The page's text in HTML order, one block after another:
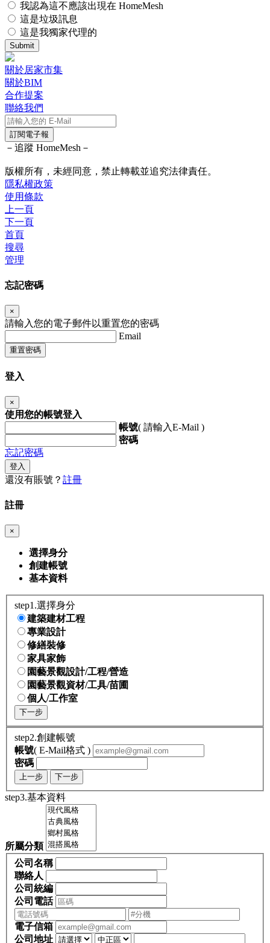
我認為這不應該出現在 HomeMesh
這是垃圾訊息
這是我獨家代理的
Submit
關於居家市集
關於BIM
合作提案
聯絡我們
訂閱電子報
－追蹤 HomeMesh－
版權所有，未經同意，禁止轉載並追究法律責任。
隱私權政策
使用條款
上一頁
下一頁
首頁
搜尋
管理
忘記密碼
×
請輸入您的電子郵件以重置您的密碼
Email
重置密碼
登入
×
使用您的帳號登入
帳號( 請輸入E-Mail )
密碼
忘記密碼
登入
還沒有賬號？ 註冊
註冊
×
選擇身分
創建帳號
基本資料
step1.選擇身分
建築建材工程
專業設計
修繕裝修
家具家飾
園藝景觀設計/工程/營造
園藝景觀資材/工具/苗圃
個人/工作室
下一步
step2.創建帳號
帳號( E-Mail格式 )
密碼
上一步 下一步
step3.基本資料
所屬分類
公司名稱
聯絡人
公司統編
公司電話
電子信箱
公司地址